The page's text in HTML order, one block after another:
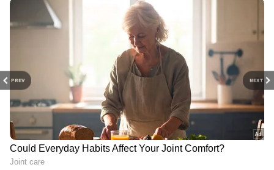
PREV NEXT